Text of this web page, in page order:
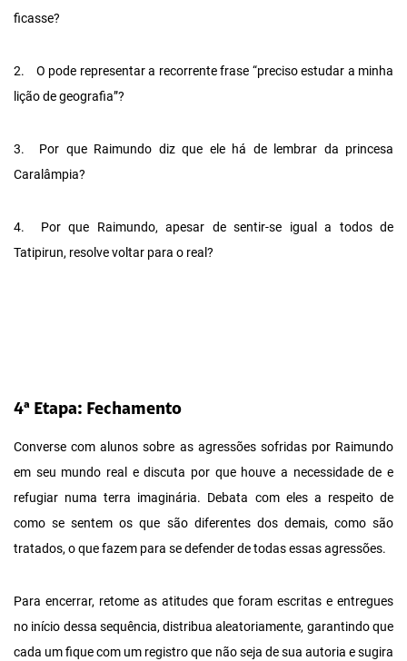
ficasse?
2.
O pode representar a recorrente frase “preciso estudar a minha
lição de geografia”?
3.
Por que Raimundo diz que ele há de lembrar da princesa
Caralâmpia?
4.
Por que Raimundo, apesar de sentir-se igual a todos de
Tatipirun, resolve voltar para o real?
4ª Etapa: Fechamento
Converse com alunos sobre as agressões sofridas por Raimundo
em seu mundo real e discuta por que houve a necessidade de e
refugiar numa terra imaginária. Debata com eles a respeito de
como se sentem os que são diferentes dos demais, como são
tratados, o que fazem para se defender de todas essas agressões.
Para encerrar, retome as atitudes que foram escritas e entregues
no início dessa sequência, distribua aleatoriamente, garantindo que
cada um fique com um registro que não seja de sua autoria e sugira